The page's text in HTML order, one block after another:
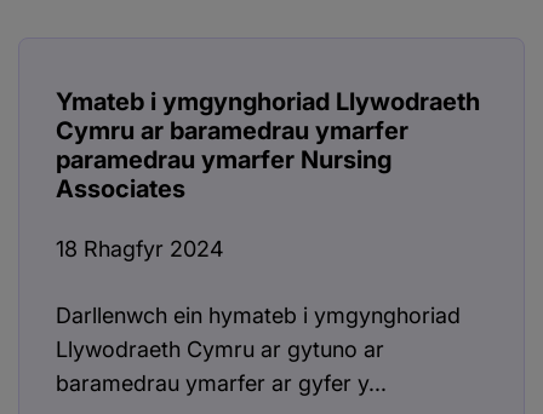
Ymateb i ymgynghoriad Llywodraeth
Cymru ar baramedrau ymarfer
paramedrau ymarfer Nursing
Associates
18 Rhagfyr 2024
Darllenwch ein hymateb i ymgynghoriad
Llywodraeth Cymru ar gytuno ar
baramedrau ymarfer ar gyfer y...